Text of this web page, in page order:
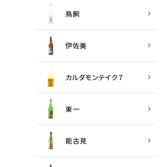
鳥飼
伊佐美
カルダモンテイク７
東一
能古見